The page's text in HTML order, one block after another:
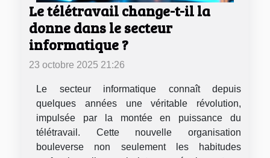
Le télétravail change-t-il la
donne dans le secteur
informatique ?
23 octobre 2025 21:26
Le secteur informatique connaît depuis
quelques années une véritable révolution,
impulsée par la montée en puissance du
télétravail. Cette nouvelle organisation
bouleverse non seulement les habitudes